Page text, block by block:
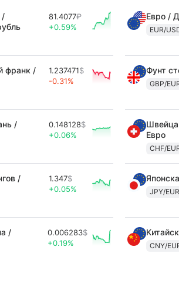
/
81.4077₽
+0.59%
Евро /
EUR/
франк /
1.237471$
-0.31%
Фунт
GBP/
/
0.148128$
+0.06%
Евро
CHF/
/
1.347$
+0.05%
JPY/EUR
/
0.006283$
+0.19%
CNY/